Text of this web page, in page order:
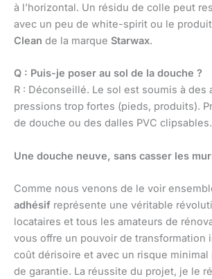
à l’horizontal. Un résidu de colle peut
avec un peu de white-spirit ou le produit
Clean de la marque Starwax.
Q : Puis-je poser au sol de la douche ?
R : Déconseillé. Le sol est soumis à des
pressions trop fortes (pieds, produits).
de douche ou des dalles PVC clipsables.
Une douche neuve, sans casser les
Comme nous venons de le voir
adhésif représente une véritable
locataires et tous les amateurs de
vous offre un pouvoir de transformation
coût dérisoire et avec un risque
de garantie. La réussite du projet, je le